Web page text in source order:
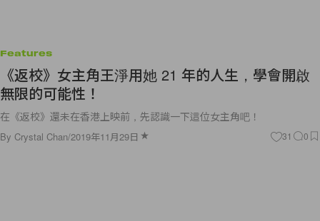
Features
《返校》女主角王淨用她 21 年的人生，學會開啟
無限的可能性！
在《返校》還未在香港上映前，先認識一下這位女主角吧！
By Crystal Chan/2019年11月29日 31 0